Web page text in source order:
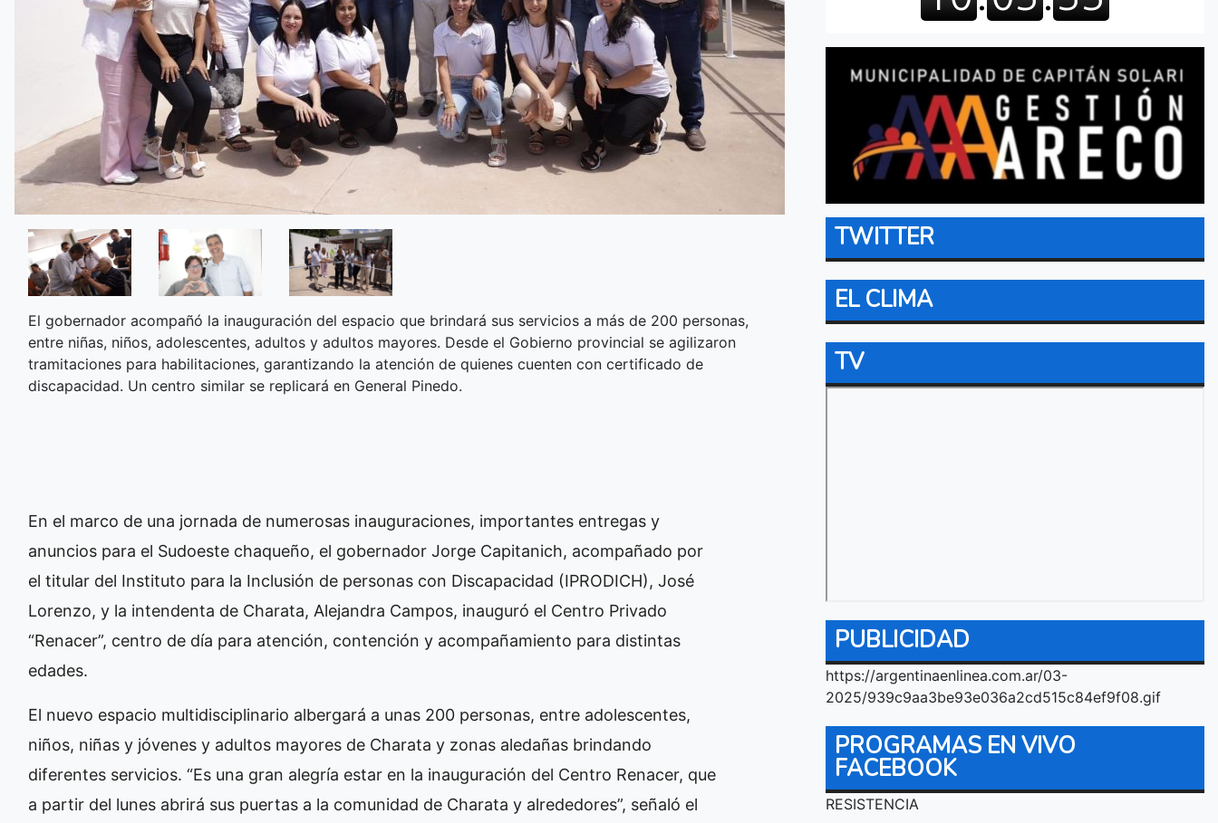
El gobernador acompañó la inauguración del espacio que brindará sus servicios a más de 200 personas,
entre niñas, niños, adolescentes, adultos y adultos mayores. Desde el Gobierno provincial se agilizaron
tramitaciones para habilitaciones, garantizando la atención de quienes cuenten con certificado de
discapacidad. Un centro similar se replicará en General Pinedo.
En el marco de una jornada de numerosas inauguraciones, importantes entregas y
anuncios para el Sudoeste chaqueño, el gobernador Jorge Capitanich, acompañado por
el titular del Instituto para la Inclusión de personas con Discapacidad (IPRODICH), José
Lorenzo, y la intendenta de Charata, Alejandra Campos, inauguró el Centro Privado
“Renacer”, centro de día para atención, contención y acompañamiento para distintas
edades.
El nuevo espacio multidisciplinario albergará a unas 200 personas, entre adolescentes,
niños, niñas y jóvenes y adultos mayores de Charata y zonas aledañas brindando
diferentes servicios. “Es una gran alegría estar en la inauguración del Centro Renacer, que
a partir del lunes abrirá sus puertas a la comunidad de Charata y alrededores”, señaló el
TWITTER
EL CLIMA
TV
PUBLICIDAD
https://argentinaenlinea.com.ar/03-
2025/939c9aa3be93e036a2cd515c84ef9f08.gif
PROGRAMAS EN VIVO
FACEBOOK
RESISTENCIA